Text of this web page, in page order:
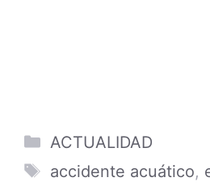
Categories
ACTUALIDAD
Tags
accidente acuático,